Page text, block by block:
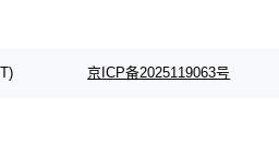
京ICP备2025119063号